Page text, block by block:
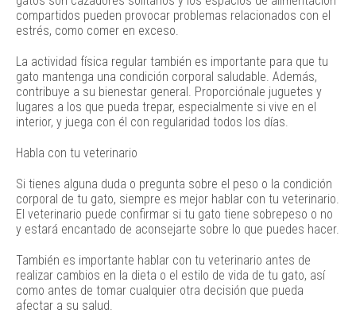
compartidos pueden provocar problemas relacionados con el
estrés, como comer en exceso.
La actividad física regular también es importante para que tu
gato mantenga una condición corporal saludable. Además,
contribuye a su bienestar general. Proporciónale juguetes y
lugares a los que pueda trepar, especialmente si vive en el
interior, y juega con él con regularidad todos los días.
Habla con tu veterinario
Si tienes alguna duda o pregunta sobre el peso o la condición
corporal de tu gato, siempre es mejor hablar con tu veterinario.
El veterinario puede confirmar si tu gato tiene sobrepeso o no
y estará encantado de aconsejarte sobre lo que puedes hacer.
También es importante hablar con tu veterinario antes de
realizar cambios en la dieta o el estilo de vida de tu gato, así
como antes de tomar cualquier otra decisión que pueda
afectar a su salud.